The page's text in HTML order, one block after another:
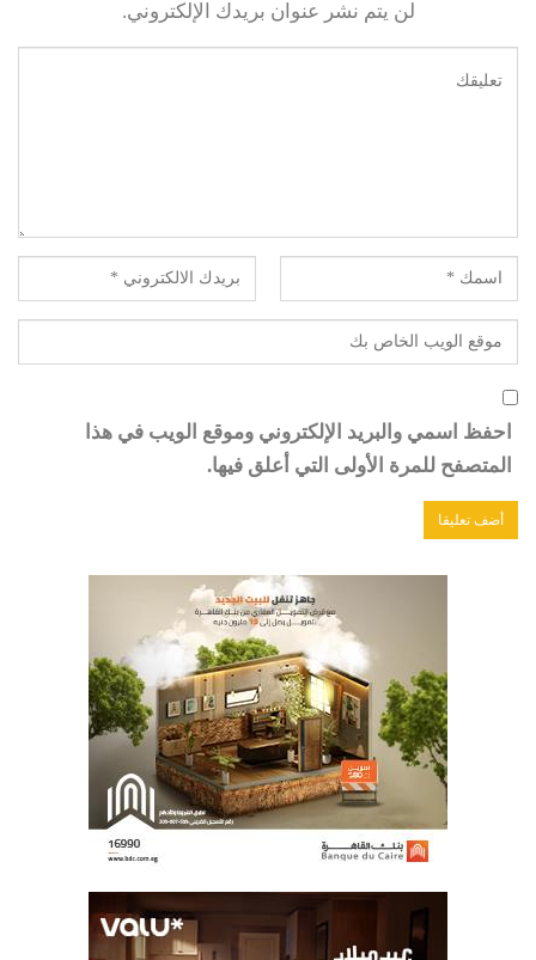
لن يتم نشر عنوان بريدك الإلكتروني.
احفظ اسمي والبريد الإلكتروني وموقع الويب في هذا
المتصفح للمرة الأولى التي أعلق فيها.